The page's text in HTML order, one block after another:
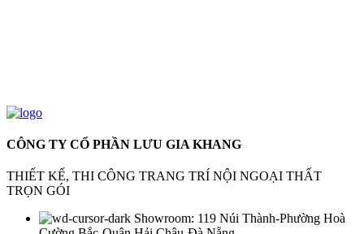
CÔNG TY CỔ PHẦN LƯU GIA KHANG
THIẾT KẾ, THI CÔNG TRANG TRÍ NỘI NGOẠI THẤT
TRỌN GÓI
Showroom: 119 Núi Thành-Phường Hoà